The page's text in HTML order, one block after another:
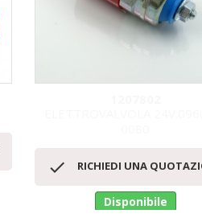
 RICHIEDI UNA
Disponibile